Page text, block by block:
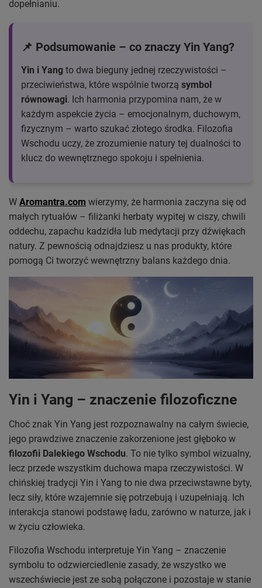
dopełnianiu.
📌 Podsumowanie – co znaczy Yin Yang?
Yin i Yang to dwa bieguny jednej rzeczywistości –
przeciwieństwa, które wspólnie tworzą symbol
równowagi. Ich harmonia przypomina nam, że w
każdym aspekcie życia – emocjonalnym, duchowym,
fizycznym – warto szukać złotego środka. Filozofia
Wschodu uczy, że zrozumienie natury tej dualności to
klucz do wewnętrznego spokoju i spełnienia.
W Aromantra.com wierzymy, że harmonia zaczyna się od
małych rytuałów – filiżanki herbaty wypitej w ciszy, chwili
oddechu, zapachu kadzidła lub medytacji przy dźwiękach
natury. Z pewnością odnajdziesz u nas produkty, które
pomogą Ci tworzyć wewnętrzny balans każdego dnia.
Yin i Yang – znaczenie filozoficzne
Choć znak Yin Yang jest rozpoznawalny na całym świecie,
jego prawdziwe znaczenie zakorzenione jest głęboko w
filozofii Dalekiego Wschodu. To nie tylko symbol wizualny,
lecz przede wszystkim duchowa mapa rzeczywistości. W
chińskiej tradycji Yin i Yang to nie dwa przeciwstawne byty,
lecz siły, które wzajemnie się potrzebują i uzupełniają. Ich
interakcja stanowi podstawę ładu, zarówno w naturze, jak i
w życiu człowieka.
Filozofia Wschodu interpretuje Yin Yang – znaczenie
symbolu to odzwierciedlenie zasady, że wszystko we
wszechświecie jest ze sobą połączone i pozostaje w stanie